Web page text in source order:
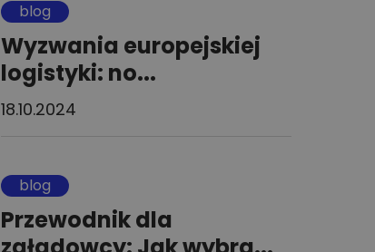
blog
Wyzwania europejskiej
logistyki: no...
18.10.2024
blog
Przewodnik dla